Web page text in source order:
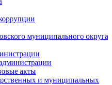
муниципального округа
акты
и муниципальных